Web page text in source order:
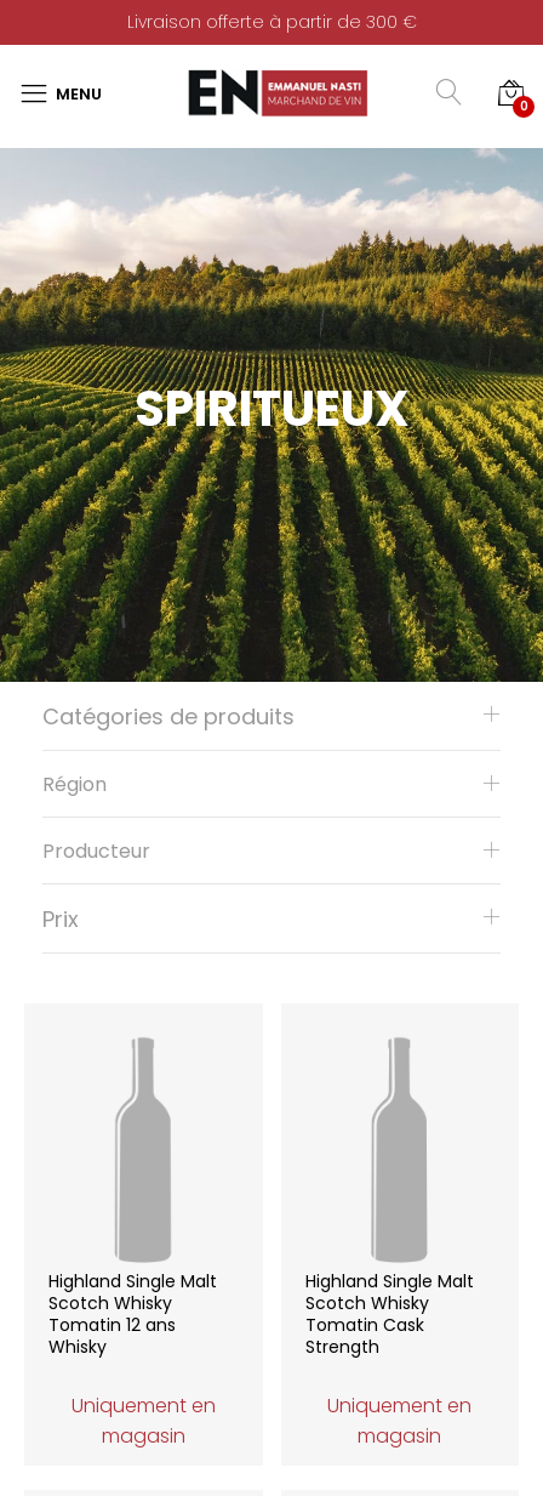
Livraison offerte à partir de 300 €
0
SPIRITUEUX
Highland Single Malt
Scotch Whisky
Tomatin 12 ans
Whisky
Uniquement en
magasin
Highland Single Malt
Scotch Whisky
Tomatin Cask
Strength
Uniquement en
magasin
Catégories de produits
Région
Producteur
Prix